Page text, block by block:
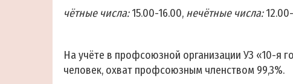
чётные числа:15.00-16.00, нечётные числа:
На учёте в профсоюзной организации УЗ «10-я
человек, охват профсоюзным членством 99,3%.